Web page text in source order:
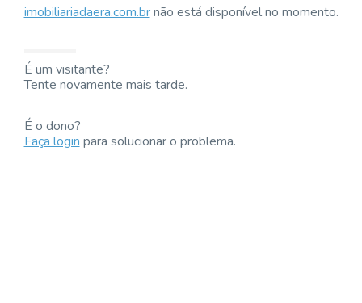
imobiliariadaera.com.brnão está disponível no momento.
É um visitante?
Tente novamente mais tarde.
É o dono?
Faça loginpara solucionar o problema.